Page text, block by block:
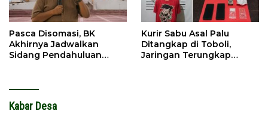
Pasca Disomasi, BK
Akhirnya Jadwalkan
Sidang Pendahuluan
Kurir Sabu Asal Palu
Ditangkap di Toboli,
Jaringan Terungkap
Kabar Desa